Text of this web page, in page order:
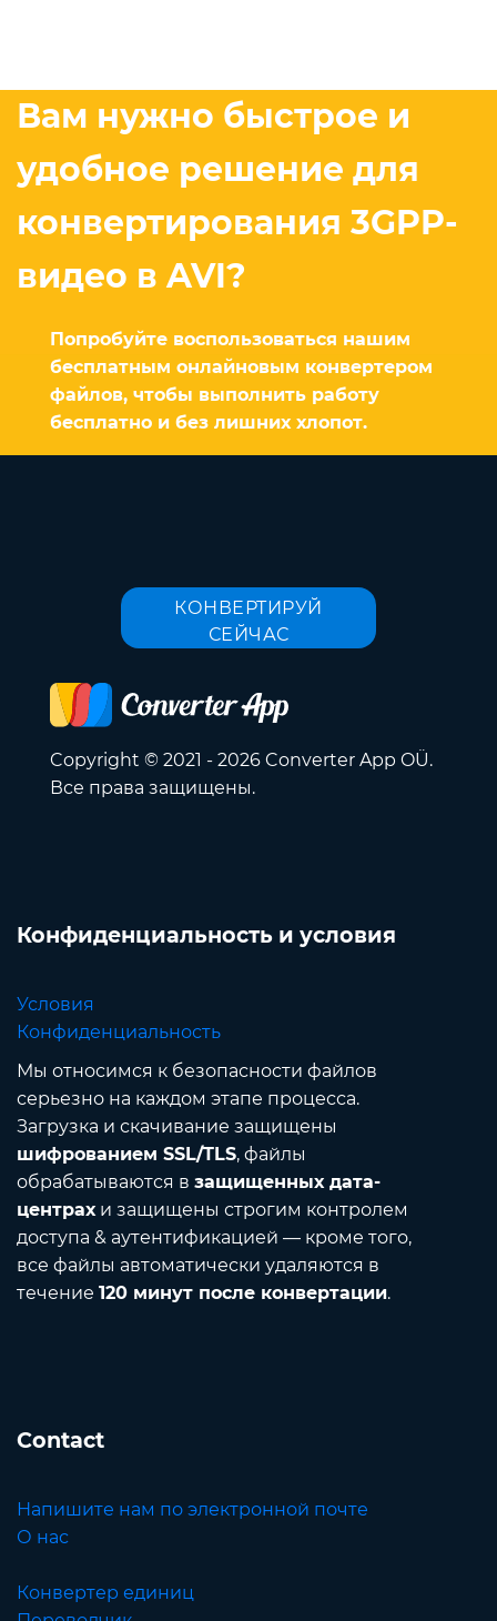
Вам нужно быстрое и
удобное решение для
конвертирования 3GPP-
видео в AVI?
Попробуйте воспользоваться нашим
бесплатным онлайновым конвертером
файлов, чтобы выполнить работу
бесплатно и без лишних хлопот.
КОНВЕРТИРУЙ
СЕЙЧАС
Copyright © 2021 - 2026 Converter App OÜ.
Все права защищены.
Конфиденциальность и условия
Условия
Конфиденциальность
Мы относимся к безопасности файлов
серьезно на каждом этапе процесса.
Загрузка и скачивание защищены
шифрованием SSL/TLS, файлы
обрабатываются в защищенных дата-
центрахи защищены строгим контролем
доступа & аутентификацией — кроме того,
все файлы автоматически удаляются в
течение 120 минут после конвертации.
Contact
Напишите нам по электронной почте
О нас
Конвертер единиц